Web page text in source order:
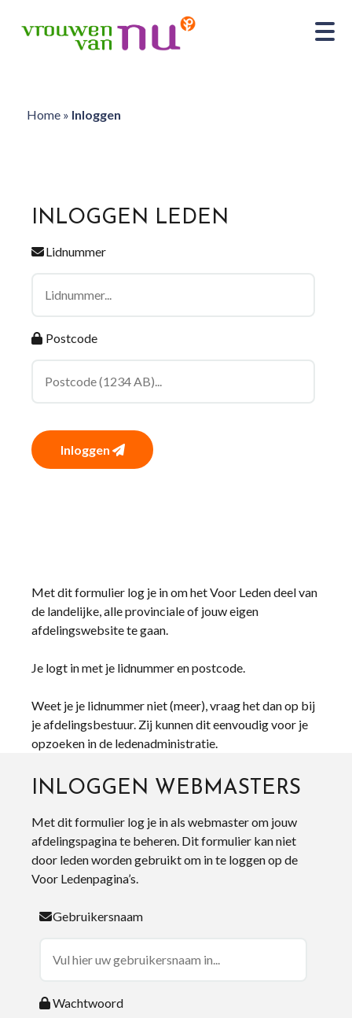
Home» Inloggen
INLOGGEN LEDEN
Lidnummer
Postcode
Inloggen
Met dit formulier log je in om het Voor Leden deel van
de landelijke, alle provinciale of jouw eigen
afdelingswebsite te gaan.
Je logt in met je lidnummer en postcode.
Weet je je lidnummer niet (meer), vraag het dan op bij
je afdelingsbestuur. Zij kunnen dit eenvoudig voor je
opzoeken in de ledenadministratie.
INLOGGEN WEBMASTERS
Met dit formulier log je in als webmaster om jouw
afdelingspagina te beheren. Dit formulier kan niet
door leden worden gebruikt om in te loggen op de
Voor Ledenpagina’s.
Gebruikersnaam
Wachtwoord